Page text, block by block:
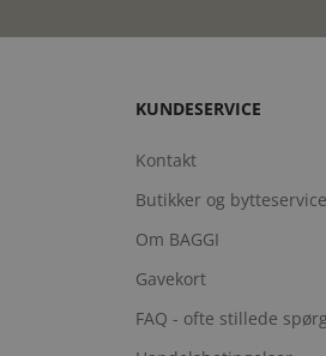
KUNDESERVICE
Kontakt
Butikker og bytteservice
Om BAGGI
Gavekort
FAQ - ofte stillede